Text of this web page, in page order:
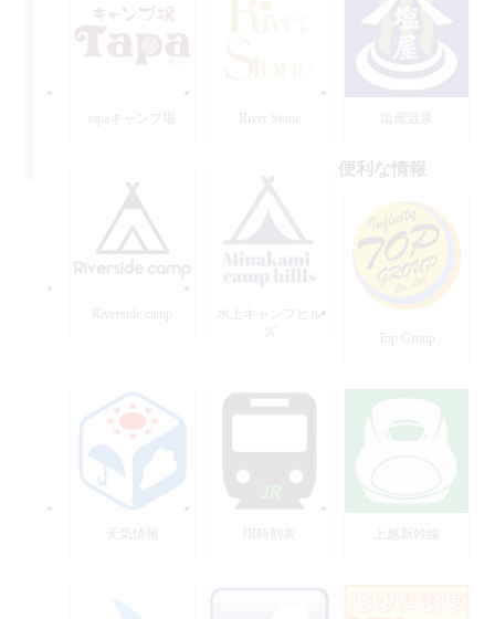
tapaキャンプ場 River Stone 塩屋温泉
Riverside camp
水上キャンプヒル
便利な情報
Top Group
天気情報 JR時刻表